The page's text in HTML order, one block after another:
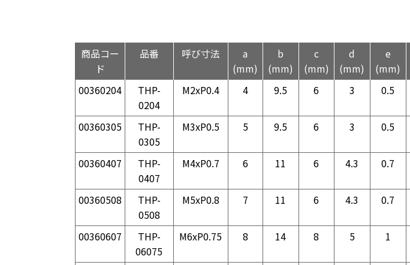
商品コー
ド
品番 呼び寸法
a
(mm)
b
(mm)
c
(mm)
d
(mm)
e
(mm)
00360204
THP-
0204
M2xP0.4 4 9.5 6 3 0.5
00360305
THP-
0305
M3xP0.5 5 9.5 6 3 0.5
00360407
THP-
0407
M4xP0.7 6 11 6 4.3 0.7
00360508
THP-
0508
M5xP0.8 7 11 6 4.3 0.7
00360607
THP-
06075
M6xP0.75 8 14 8 5 1